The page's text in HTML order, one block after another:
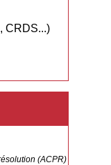
CRDS...)
(ACPR)